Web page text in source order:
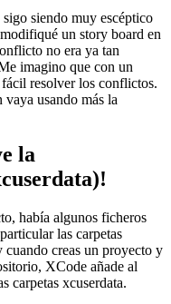
siendo muy escéptico
un story board en
no era ya tan
imagino que con un
resolver los conflictos.
usando más la
la
había algunos ficheros
las carpetas
cuando creas un proyecto y
XCode añade al
carpetas xcuserdata.